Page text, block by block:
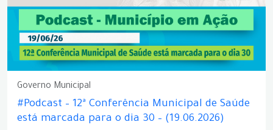
Governo Municipal
#Podcast – 12ª Conferência Municipal de Saúde
está marcada para o dia 30 – (19.06.2026)